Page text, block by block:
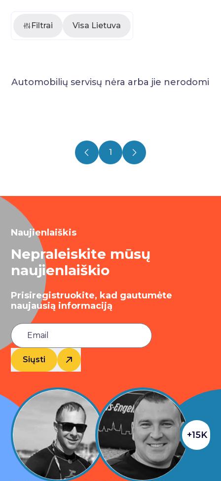
Filtrai Visa Lietuva
Automobilių servisų nėra arba jie nerodomi
1
Naujienlaiškis
Nepraleiskite mūsų
naujienlaiškio
Prisiregistruokite, kad gautumėte
naujausią informaciją
Siųsti
+15K